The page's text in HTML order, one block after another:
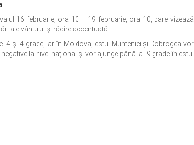
16 februarie, ora 10 – 19 februarie, ora 10, care vizează
ale vântului și răcire accentuată.
4 și 4 grade, iar în Moldova, estul Munteniei și Dobrogea vor
la nivel național și vor ajunge până la -9 grade în estul